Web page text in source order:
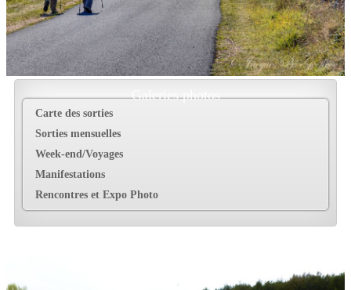
Galeries photos
Carte des sorties
Sorties mensuelles
Week-end/Voyages
Manifestations
Rencontres et Expo Photo